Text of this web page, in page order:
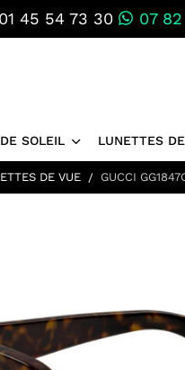
01 45 54 73 30 07
SOLEIL LUNETTES
DE VUE GUCCI